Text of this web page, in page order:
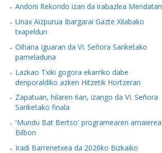
Andoni Rekondo izan da irabazlea Mendatan
Unax Aizpurua Ibargarai Gazte Xilabako
txapeldun
Oihana Iguaran da VI. Señora Sariketako
pameladuna
Lazkao Txiki gogora ekarriko dabe
denporaldiko azken Hitzetik Hortzeran
Zapatuan, hilaren 6an, izango da VI. Señora
Sariketako finala
'Mundu Bat Bertso' programearen amaierea
Bilbon
Iradi Barrenetxea da 2026ko Bizkaiko